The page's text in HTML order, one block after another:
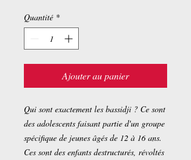
Quantité *
Ajouter au panier
Qui sont exactement les bassidji ? Ce sont
des adolescents faisant partie d'un groupe
spécifique de jeunes âgés de 12 à 16 ans.
Ces sont des enfants destructurés, révoltés